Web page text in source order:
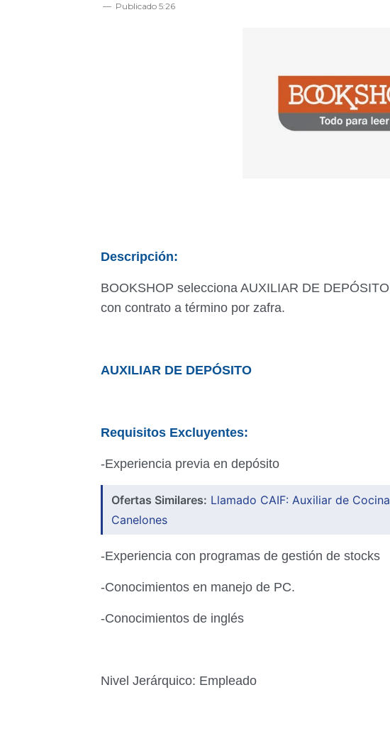
Publicado 5:26
Descripción:
BOOKSHOP selecciona AUXILIAR DE
con contrato a término por zafra.
AUXILIAR DE DEPÓSITO
Requisitos Excluyentes:
-Experiencia previa en depósito
Ofertas Similares: Llamado CAIF: Auxiliar de
Canelones
-Experiencia con programas de gestión de stocks
-Conocimientos en manejo de PC.
-Conocimientos de inglés
Nivel Jerárquico: Empleado